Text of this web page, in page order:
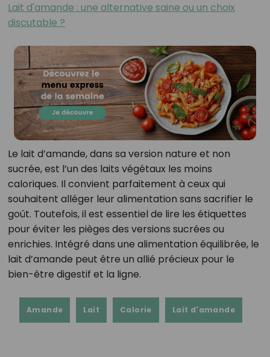
Lait d'amande : une alternative saine ou un choix
discutable ?
Le lait d’amande, dans sa version nature et non
sucrée, est l’un des laits végétaux les moins
caloriques. Il convient parfaitement à ceux qui
souhaitent alléger leur alimentation sans sacrifier le
goût. Toutefois, il est essentiel de lire les étiquettes
pour éviter les pièges des versions sucrées ou
enrichies. Intégré dans une alimentation équilibrée, le
lait d’amande peut être un allié précieux pour le
bien-être digestif et la ligne.
Amande Lait Calorie Lait d'amande